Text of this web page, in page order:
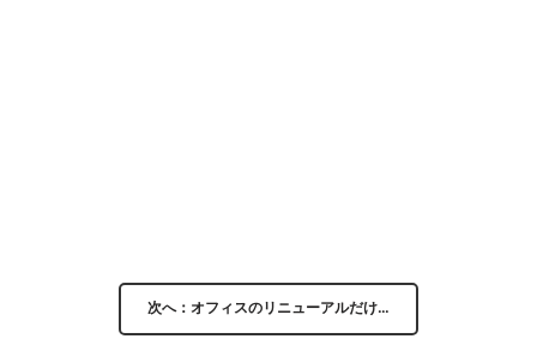
次へ：オフィスのリニューアルだけ…